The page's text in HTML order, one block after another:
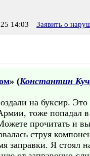
14:03 Заявить о
» (Константин
на буксир.
тоже попадал
прочитать и
струя
заправки. Я